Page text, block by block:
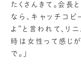
たくさんきて。会長
なら、キャッチコ
よ”と言われて、リ
時は女性って感じ
で。」